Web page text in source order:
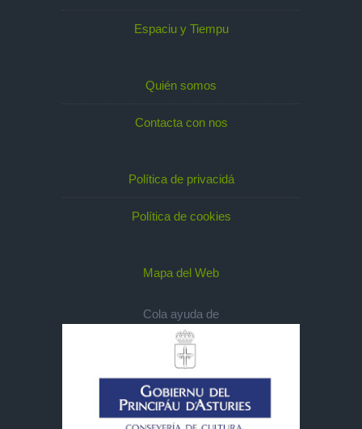
Espaciu y Tiempu
Quién somos
Contacta con nos
Política de privacidá
Política de cookies
Mapa del Web
Cola ayuda de